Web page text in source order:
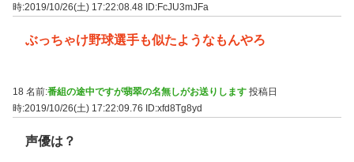
時:2019/10/26(土) 17:22:08.48 ID:FcJU3mJFa
ぶっちゃけ野球選手も似たようなもんやろ
18 名前:番組の途中ですが翡翠の名無しがお送りします 投稿日
時:2019/10/26(土) 17:22:09.76
ID:xfd8Tg8yd
声優は？